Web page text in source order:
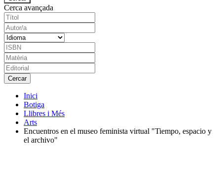
Cerca avançada
Inici
Botiga
Llibres i Més
Arts
Encuentros en el museo feminista virtual "Tiempo, espacio y
el archivo"